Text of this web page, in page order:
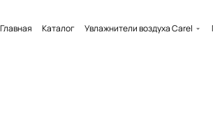
Главная Каталог Увлажнители воздуха Carel